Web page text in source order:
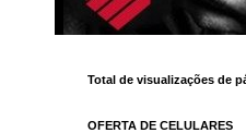
Total de visualizações de
OFERTA DE CELULARES